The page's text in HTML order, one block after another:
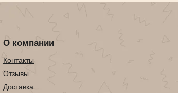
О компании
Контакты
Отзывы
Доставка